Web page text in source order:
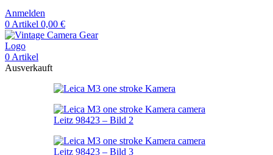
Anmelden
0 Artikel 0,00 €
0 Artikel
Ausverkauft